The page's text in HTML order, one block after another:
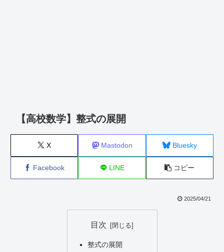
【高校数学】整式の展開
X Mastodon Bluesky
Facebook LINE コピー
2025/04/21
目次
整式の展開